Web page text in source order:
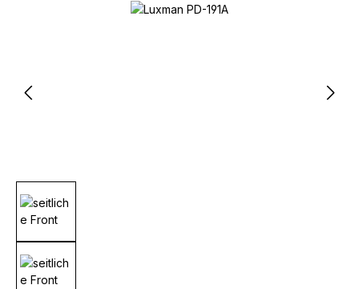
Bildergalerie überspringen